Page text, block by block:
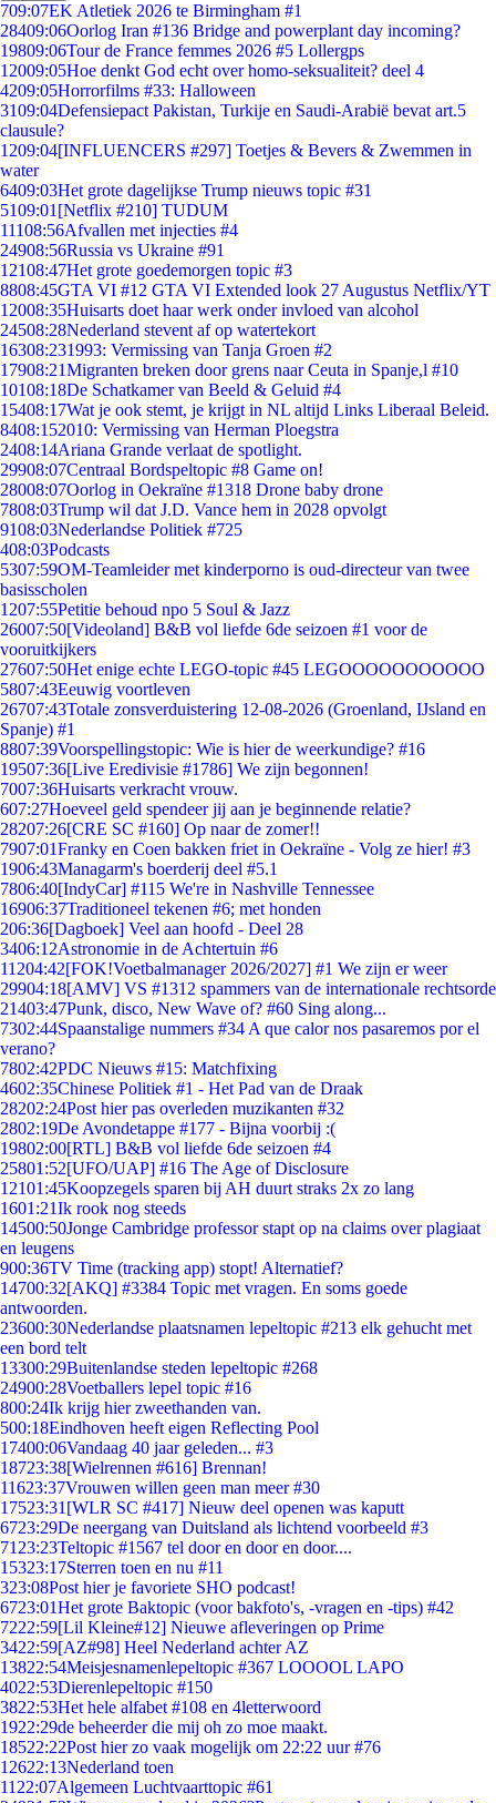
709:07EK Atletiek 2026 te Birmingham #1
28409:06Oorlog Iran #136 Bridge and powerplant day incoming?
19809:06Tour de France femmes 2026 #5 Lollergps
12009:05Hoe denkt God echt over homo-seksualiteit? deel 4
4209:05Horrorfilms #33: Halloween
3109:04Defensiepact Pakistan, Turkije en Saudi-Arabië bevat art.5
clausule?
1209:04[INFLUENCERS #297] Toetjes & Bevers & Zwemmen in
water
6409:03Het grote dagelijkse Trump nieuws topic #31
5109:01 [Netflix #210] TUDUM
11108:56Afvallen met injecties #4
24908:56Russia vs Ukraine #91
12108:47Het grote goedemorgen topic #3
8808:45GTA VI #12 GTA VI Extended look 27 Augustus Netflix/YT
12008:35Huisarts doet haar werk onder invloed van alcohol
24508:28Nederland stevent af op watertekort
16308:231993: Vermissing van Tanja Groen #2
17908:21Migranten breken door grens naar Ceuta in Spanje,l #10
10108:18De Schatkamer van Beeld & Geluid #4
15408:17Wat je ook stemt, je krijgt in NL altijd Links Liberaal Beleid.
8408:152010: Vermissing van Herman Ploegstra
2408:14Ariana Grande verlaat de spotlight.
29908:07Centraal Bordspeltopic #8 Game on!
28008:07Oorlog in Oekraïne #1318 Drone baby drone
7808:03Trump wil dat J.D. Vance hem in 2028 opvolgt
9108:03Nederlandse Politiek #725
408:03Podcasts
5307:59OM-Teamleider met kinderporno is oud-directeur van twee
basisscholen
1207:55Petitie behoud npo 5 Soul & Jazz
26007:50[Videoland] B&B vol liefde 6de seizoen #1 voor de
vooruitkijkers
27607:50Het enige echte LEGO-topic #45 LEGOOOOOOOOOOO
5807:43Eeuwig voortleven
26707:43Totale zonsverduistering 12-08-2026 (Groenland, IJsland en
Spanje) #1
8807:39Voorspellingstopic: Wie is hier de weerkundige? #16
19507:36[Live Eredivisie #1786] We zijn begonnen!
7007:36Huisarts verkracht vrouw.
607:27Hoeveel geld spendeer jij aan je beginnende relatie?
28207:26[CRE SC #160] Op naar de zomer!!
7907:01Franky en Coen bakken friet in Oekraïne - Volg ze hier! #3
1906:43Managarm's boerderij deel #5.1
7806:40[IndyCar] #115 We're in Nashville Tennessee
16906:37Traditioneel tekenen #6; met honden
206:36[Dagboek] Veel aan hoofd - Deel 28
3406:12Astronomie in de Achtertuin #6
11204:42[FOK!Voetbalmanager 2026/2027] #1 We zijn er weer
29904:18[AMV] VS #1312 spammers van de internationale rechtsorde
21403:47Punk, disco, New Wave of? #60 Sing along...
7302:44Spaanstalige nummers #34 A que calor nos pasaremos por el
verano?
7802:42PDC Nieuws #15: Matchfixing
4602:35Chinese Politiek #1 - Het Pad van de Draak
28202:24Post hier pas overleden muzikanten #32
2802:19De Avondetappe #177 - Bijna voorbij :(
19802:00[RTL] B&B vol liefde 6de seizoen #4
25801:52[UFO/UAP] #16 The Age of Disclosure
12101:45Koopzegels sparen bij AH duurt straks 2x zo lang
1601:21Ik rook nog steeds
14500:50Jonge Cambridge professor stapt op na claims over plagiaat
en leugens
900:36TV Time (tracking app) stopt! Alternatief?
14700:32[AKQ] #3384 Topic met vragen. En soms goede
antwoorden.
23600:30Nederlandse plaatsnamen lepeltopic #213 elk gehucht met
een bord telt
13300:29Buitenlandse steden lepeltopic #268
24900:28Voetballers lepel topic #16
800:24Ik krijg hier zweethanden van.
500:18Eindhoven heeft eigen Reflecting Pool
17400:06Vandaag 40 jaar geleden... #3
18723:38[Wielrennen #616] Brennan!
11623:37Vrouwen willen geen man meer #30
17523:31 [WLR SC #417] Nieuw deel openen was kaputt
6723:29De neergang van Duitsland als lichtend voorbeeld #3
71 23:23Teltopic #1567 tel door en door en door....
15323:17Sterren toen en nu #11
323:08Post hier je favoriete SHO podcast!
6723:01Het grote Baktopic (voor bakfoto's, -vragen en -tips) #42
7222:59[Lil Kleine#12] Nieuwe afleveringen op Prime
3422:59[AZ#98] Heel Nederland achter AZ
13822:54Meisjesnamenlepeltopic #367 LOOOOL LAPO
4022:53Dierenlepeltopic #150
3822:53Het hele alfabet #108 en 4letterwoord
1922:29de beheerder die mij oh zo moe maakt.
18522:22Post hier zo vaak mogelijk om 22:22 uur #76
12622:13Nederland toen
11 22:07Algemeen Luchtvaarttopic #61